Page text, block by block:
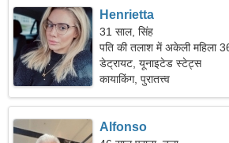
Henrietta
31 साल, सिंह
पति की तलाश में अकेली महिला
डेट्रायट, यूनाइटेड स्टेट्स
कायाकिंग, पुरातत्त्व
Alfonso